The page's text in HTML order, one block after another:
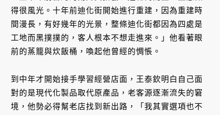
得很風光。十年前迪化街開始進行重建，因為重建時
間漫長，有好幾年的光景，整條迪化街都因為四處是
工地而黑撲撲的，客人根本不想走進來。」他看著眼
前的蒸籠與炊飯桶，喚起他曾經的惆悵。
到中年才開始接手學習經營店面，王泰欽明白自己面
對的是現代化製品取代原產品，老客源逐漸流失的窘
境，他勢必得幫老店找到新出路，「我其實選項也不